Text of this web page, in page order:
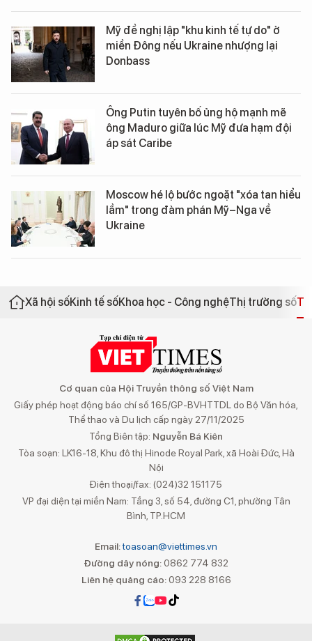
Mỹ đề nghị lập "khu kinh tế tự do" ở
miền Đông nếu Ukraine nhượng lại
Donbass
Ông Putin tuyên bố ủng hộ mạnh mẽ
ông Maduro giữa lúc Mỹ đưa hạm đội
áp sát Caribe
Moscow hé lộ bước ngoặt "xóa tan hiểu
lầm" trong đàm phán Mỹ–Nga về
Ukraine
Xã hội sốKinh tế sốKhoa học - Công nghệThị trường số
Cơ quan của Hội Truyền thông số Việt Nam
Giấy phép hoạt động báo chí số 165/GP-BVHTTDL do Bộ Văn hóa,
Thể thao và Du lịch cấp ngày 27/11/2025
Tổng Biên tập: Nguyễn Bá Kiên
Tòa soạn: LK16-18, Khu đô thị Hinode Royal Park, xã Hoài Đức, Hà
Nội
Điện thoại/fax: (024)32 151175
VP đại diện tại miền Nam: Tầng 3, số 54, đường C1, phường Tân
Bình, TP.HCM
Email:toasoan@viettimes.vn
Đường dây nóng: 0862 774 832
Liên hệ quảng cáo:093 228 8166